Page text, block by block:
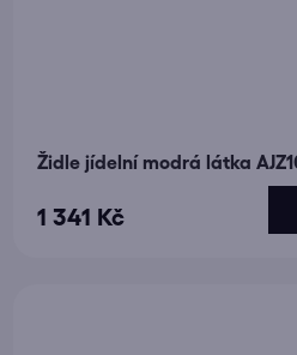
Židle jídelní modrá látka
1 341 Kč